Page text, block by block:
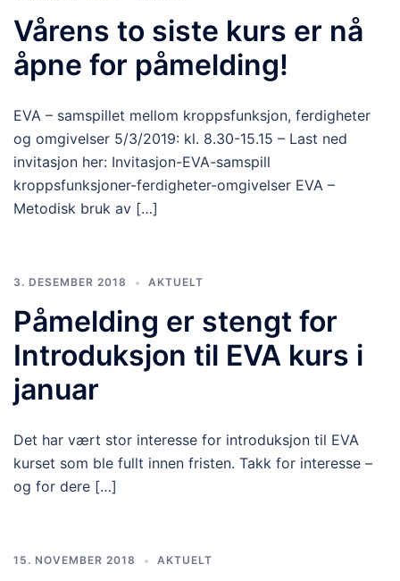
Vårens to siste kurs er nå
åpne for påmelding!
EVA – samspillet mellom kroppsfunksjon, ferdigheter
og omgivelser 5/3/2019: kl. 8.30-15.15 – Last ned
invitasjon her: Invitasjon-EVA-samspill
kroppsfunksjoner-ferdigheter-omgivelser EVA –
Metodisk bruk av […]
3. DESEMBER 2018 AKTUELT
Påmelding er stengt for
Introduksjon til EVA kurs i
januar
Det har vært stor interesse for introduksjon til EVA
kurset som ble fullt innen fristen. Takk for interesse –
og for dere […]
15. NOVEMBER 2018 AKTUELT